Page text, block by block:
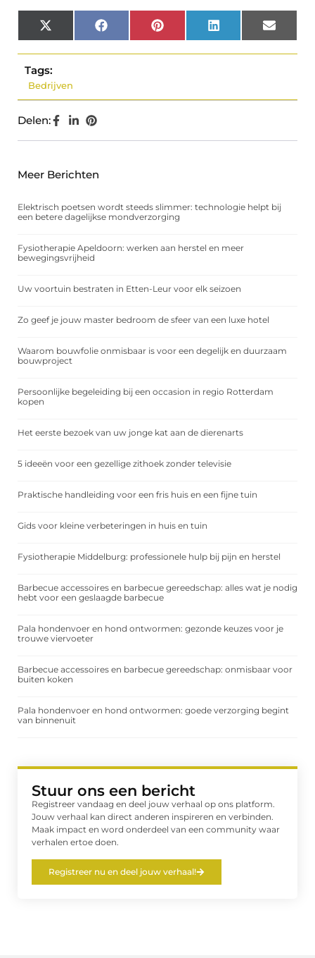
X
(Twitter)
Facebook Pinterest LinkedIn Email
Tags:
Bedrijven
Delen:
Meer Berichten
Elektrisch poetsen wordt steeds slimmer: technologie helpt bij
een betere dagelijkse mondverzorging
Fysiotherapie Apeldoorn: werken aan herstel en meer
bewegingsvrijheid
Uw voortuin bestraten in Etten-Leur voor elk seizoen
Zo geef je jouw master bedroom de sfeer van een luxe hotel
Waarom bouwfolie onmisbaar is voor een degelijk en duurzaam
bouwproject
Persoonlijke begeleiding bij een occasion in regio Rotterdam
kopen
Het eerste bezoek van uw jonge kat aan de dierenarts
5 ideeën voor een gezellige zithoek zonder televisie
Praktische handleiding voor een fris huis en een fijne tuin
Gids voor kleine verbeteringen in huis en tuin
Fysiotherapie Middelburg: professionele hulp bij pijn en herstel
Barbecue accessoires en barbecue gereedschap: alles wat je nodig
hebt voor een geslaagde barbecue
Pala hondenvoer en hond ontwormen: gezonde keuzes voor je
trouwe viervoeter
Barbecue accessoires en barbecue gereedschap: onmisbaar voor
buiten koken
Pala hondenvoer en hond ontwormen: goede verzorging begint
van binnenuit
Stuur ons een bericht
Registreer vandaag en deel jouw verhaal op ons platform.
Jouw verhaal kan direct anderen inspireren en verbinden.
Maak impact en word onderdeel van een community waar
verhalen ertoe doen.
Registreer nu en deel jouw verhaal!